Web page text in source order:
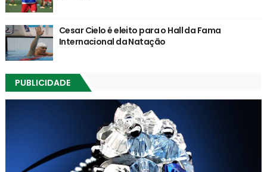
Cesar Cielo é eleito para o Hall da Fama
Internacional da Natação
PUBLICIDADE